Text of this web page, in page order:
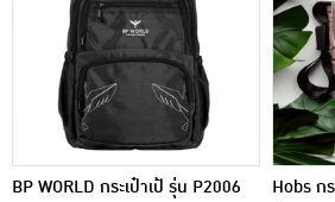
BP WORLD กระเป๋าเป้ รุ่น P2006
Hobs ก